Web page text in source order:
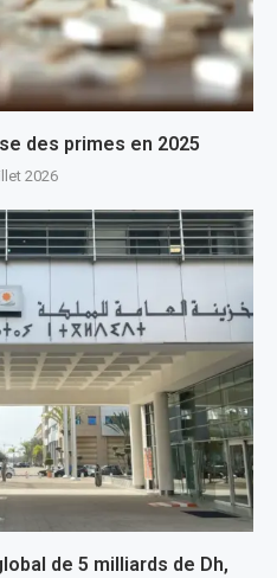
des primes en 2025
2026
de 5 milliards de Dh,